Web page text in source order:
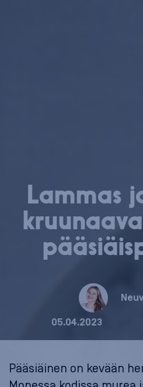
Lammas
05.04.2023
Pääsiäinen on kevään